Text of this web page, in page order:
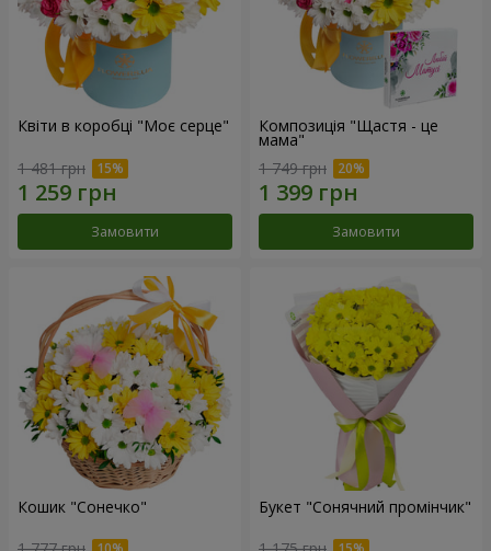
Квіти в коробці "Моє серце"
1 481 грн
Замовити
Композиція "Щастя - це
мама"
1 749 грн
Замовити
Кошик "Сонечко" Букет "Сонячний промінчик"